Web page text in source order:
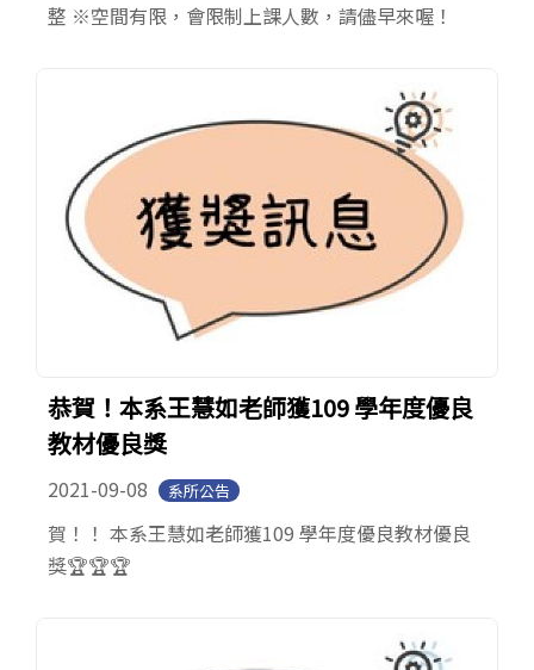
整 ※空間有限，會限制上課人數，請儘早來喔！
恭賀！本系王慧如老師獲109 學年度優良
教材優良獎
2021-09-08 系所公告
賀！！ 本系王慧如老師獲109 學年度優良教材優良
獎🏆️🏆️🏆️